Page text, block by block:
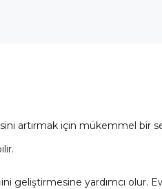
artırmak için mükemmel bir
geliştirmesine yardımcı olur.